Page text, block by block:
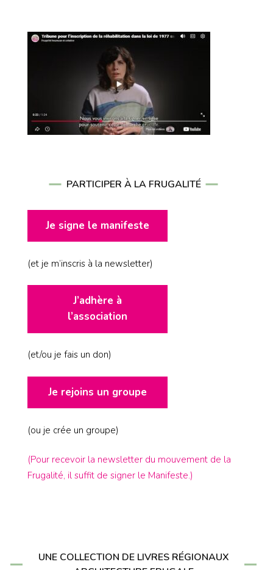
PARTICIPER À LA FRUGALITÉ
Je signe le manifeste
(et je m’inscris à la newsletter)
J’adhère à
l’association
(et/ou je fais un don)
Je rejoins un groupe
(ou je crée un groupe)
(Pour recevoir la newsletter du mouvement de la
Frugalité, il suffit de signer le Manifeste.)
UNE COLLECTION DE LIVRES RÉGIONAUX